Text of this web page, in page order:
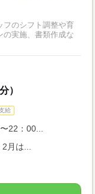
フのシフト調整や育
の実施、書類作成な
）
給
22：00...
月は...